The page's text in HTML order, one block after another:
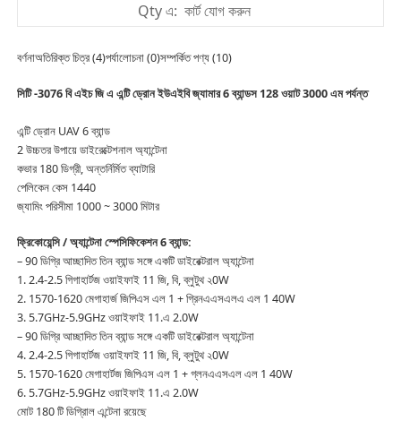
Qty এ: কার্ট যোগ করুন
বর্ণনাঅতিরিক্ত চিত্র (4)পর্যালোচনা (0)সম্পর্কিত পণ্য (10)
সিটি -3076 বি এইচ জি এ এন্টি ড্রোন ইউএইবি জ্যামার 6 ব্যান্ডস 128 ওয়াট 3000 এম পর্যন্ত
এন্টি ড্রোন UAV 6 ব্যান্ড
2 উচ্চতর উপায়ে ডাইরেক্টেশনাল অ্যান্টেনা
কভার 180 ডিগ্রী, অন্তর্নির্মিত ব্যাটারি
পেলিকেন কেস 1440
জ্যামিং পরিসীমা 1000 ~ 3000 মিটার
ফ্রিকোয়েন্সি / অ্যান্টেনা স্পেসিফিকেশন 6 ব্যান্ড:
– 90 ডিগ্রি আচ্ছাদিত তিন ব্যান্ড সঙ্গে একটি ডাইরেক্টরাল অ্যান্টেনা
1. 2.4-2.5 গিগাহার্টজ ওয়াইফাই 11 জি, বি, ব্লুটুথ ২0W
2. 1570-1620 মেগাহার্জ জিপিএস এল 1 + গ্রিনএএসএলএ এল 1 40W
3. 5.7GHz-5.9GHz ওয়াইফাই 11.এ 2.0W
– 90 ডিগ্রি আচ্ছাদিত তিন ব্যান্ড সঙ্গে একটি ডাইরেক্টরাল অ্যান্টেনা
4. 2.4-2.5 গিগাহার্টজ ওয়াইফাই 11 জি, বি, ব্লুটুথ ২0W
5. 1570-1620 মেগাহার্টজ জিপিএস এল 1 + গ্লনএএসএল এল 1 40W
6. 5.7GHz-5.9GHz ওয়াইফাই 11.এ 2.0W
মোট 180 টি ডিগ্রিাল এন্টেনা রয়েছে